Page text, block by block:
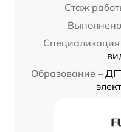
Стаж
Специализация
Образование –